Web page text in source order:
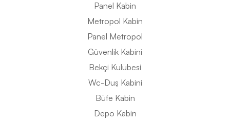
Panel Kabin
Metropol Kabin
Panel Metropol
Güvenlik Kabini
Bekçi Kulübesi
Wc-Duş Kabini
Büfe Kabin
Depo Kabin